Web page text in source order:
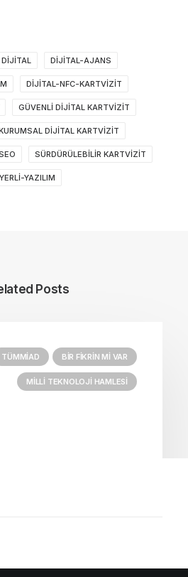
DIJITAL DIJITAL-AJANS
DIJITAL-NFC-KARTVIZIT
GÜVENLI DIJITAL KARTVIZIT
DIJITAL KARTVIZIT
SÜRDÜRÜLEBILIR KARTVIZIT
YERLI-YAZILIM
Posts
TÜMMIAD BIR FIKRIN MI VAR
MILLI TEKNOLOJI HAMLESI
Teknoloji Nesli